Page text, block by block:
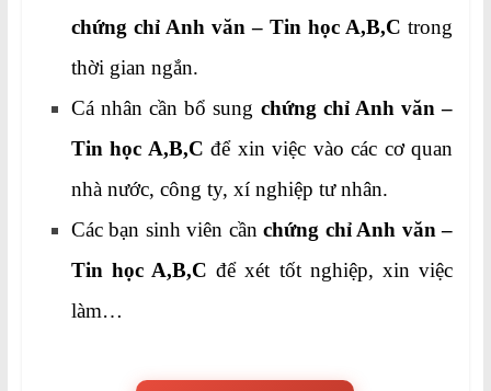
chứng chỉ Anh văn – Tin học A,B,C trong
thời gian ngắn.
Cá nhân cần bổ sung chứng chỉ Anh văn –
Tin học A,B,C để xin việc vào các cơ quan
nhà nước, công ty, xí nghiệp tư nhân.
Các bạn sinh viên cầnchứng chỉ Anh văn –
Tin học A,B,C để xét tốt nghiệp, xin việc
làm…